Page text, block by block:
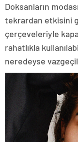
Doksanların
tekrardan etkisini
çerçeveleriyle
rahatlıkla
neredeyse